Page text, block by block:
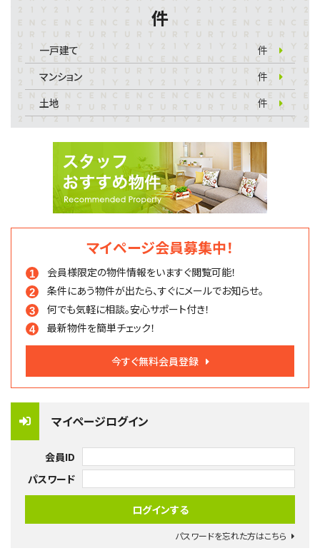
件
一戸建て
件
マンション
件
土地
件
マイページ会員募集中！
会員様限定の物件情報をいますぐ閲覧可能！
条件にあう物件が出たら、すぐにメールでお知らせ。
何でも気軽に相談。安心サポート付き！
最新物件を簡単チェック！
今すぐ無料会員登録
マイページログイン
会員ID
パスワード
パスワードを忘れた方はこちら